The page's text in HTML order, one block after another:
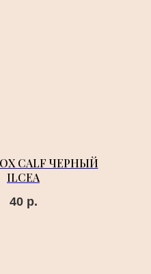
CALF ЧЕРНЫЙ
ILCEA
40 р.